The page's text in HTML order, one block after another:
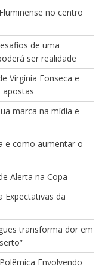
no centro
de uma
ser realidade
Virgínia Fonseca e
apostas
marca na mídia e
e como aumentar o
Alerta na Copa
Expectativas da
transforma dor em
Envolvendo